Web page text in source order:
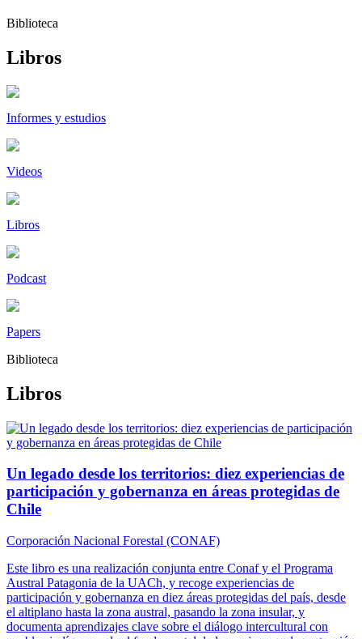
Biblioteca
Libros
Informes y estudios
Videos
Libros
Podcast
Papers
Biblioteca
Libros
Un legado desde los territorios: diez experiencias de
participación y gobernanza en áreas protegidas de
Chile
Corporación Nacional Forestal (CONAF)
Este libro es una realización conjunta entre Conaf y el Programa
Austral Patagonia de la UACh, y recoge experiencias de
participación y gobernanza en diez áreas protegidas del país, desde
el altiplano hasta la zona austral, pasando la zona insular, y
documenta aprendizajes clave sobre el diálogo intercultural con